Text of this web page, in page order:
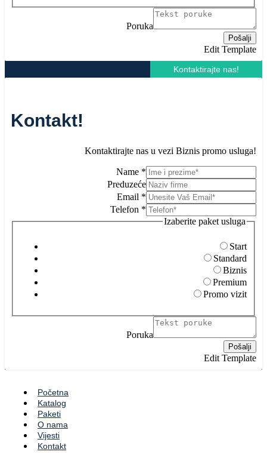
Poruka
Pošalji
Edit Template
Kontaktirajte nas!
Kontakt!
Kontaktirajte nas u vezi Biznis promo usluga!
Name *
Preduzeće
Email *
Telefon *
Izaberite paket usluga
Start
Standard
Biznis
Premium
Promo vizit
Poruka
Pošalji
Edit Template
Početna
Katalog
Paketi
O nama
Vijesti
Kontakt